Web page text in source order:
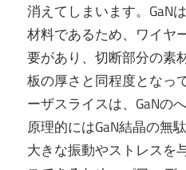
消えてしまいます。GaN
材料であるため、ワイヤ
要があり、切断部分の素
板の厚さと同程度となっ
ーザスライスは、GaNの
原理的にはGaN結晶の無
大きな振動やストレスを